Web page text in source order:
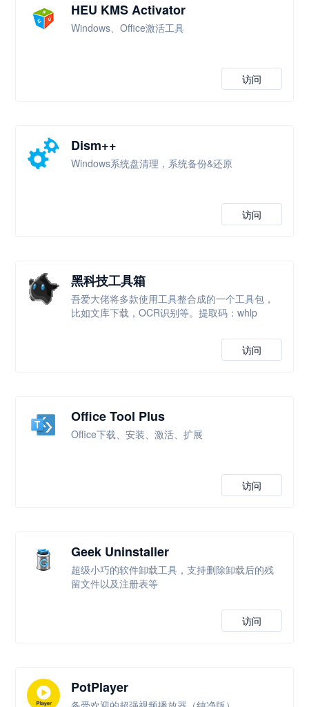
HEU KMS Activator
Windows、Office激活工具
访问
Dism++
Windows系统盘清理，系统备份&还原
访问
黑科技工具箱
吾爱大佬将多款使用工具整合成的一个工具包，
比如文库下载，OCR识别等。提取码：whlp
访问
Office Tool Plus
Office下载、安装、激活、扩展
访问
Geek Uninstaller
超级小巧的软件卸载工具，支持删除卸载后的残
留文件以及注册表等
访问
PotPlayer